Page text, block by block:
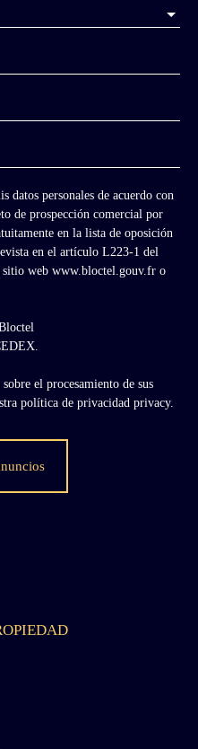
datos personales de acuerdo con
de prospección comercial por
en la lista de oposición
en el artículo L223-1 del
web www.bloctel.gouv.fr o
el procesamiento de sus
política de privacidad privacy.